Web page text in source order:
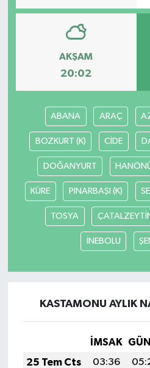
AKŞAM
20:02
ABANA ARAÇ
BOZKURT (K) CİDE
DOĞANYURT
KÜRE PINARBAŞI (K)
TOSYA
İNEBOLU
KASTAMONU AYLIK
İMSAK
25 Tem Cts
03:36
Siyaset
Yerel